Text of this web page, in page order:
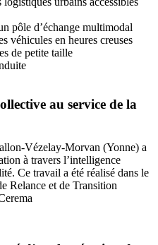
pôle d’échange multimodal
véhicules en heures creuses
de petite taille
au service de la
Vézelay-Morvan (Yonne) a
à travers l’intelligence
Ce travail a été réalisé dans le
Relance et de Transition